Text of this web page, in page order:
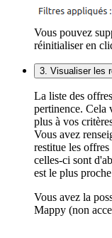
Vous pouvez
réinitialiser en
3. Visualiser les
La liste des
pertinence. Cela
plus à vos
Vous avez
restitue les
celles-ci sont
est le plus
Vous avez la
Mappy (non